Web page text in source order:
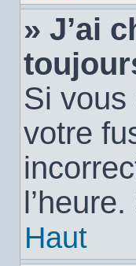
» J’ai
Si vous
votre
Haut